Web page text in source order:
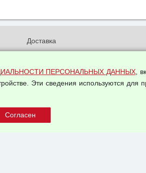
Доставка
Оплата и возвраты
Арендодателям
ПЕРСОНАЛЬНЫХ ДАННЫХ,
Эти сведения используются для